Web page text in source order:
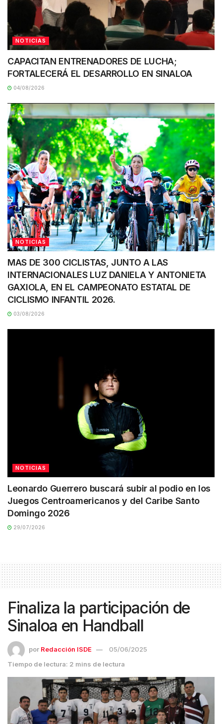
NOTICIAS
CAPACITAN ENTRENADORES DE LUCHA;
FORTALECERÁ EL DESARROLLO EN SINALOA
04/08/2026
NOTICIAS
MAS DE 300 CICLISTAS, JUNTO A LAS
INTERNACIONALES LUZ DANIELA Y ANTONIETA
GAXIOLA, EN EL CAMPEONATO ESTATAL DE
CICLISMO INFANTIL 2026.
03/08/2026
NOTICIAS
Leonardo Guerrero buscará subir al podio en los
Juegos Centroamericanos y del Caribe Santo
Domingo 2026
29/07/2026
Finaliza la participación de
Sinaloa en Handball
por Redacción ISDE
05/06/2025
Tiempo de lectura: 2 mins de lectura